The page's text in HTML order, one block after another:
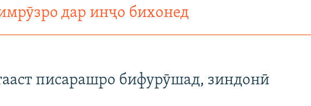
дар инҷо бихонед
писарашро бифурӯшад, зиндонӣ